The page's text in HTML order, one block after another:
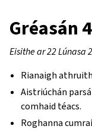
Gréasán
Eisithe ar 22 Lúnasa
Rianaigh
Aistriúchán
comhaid téacs.
Roghanna